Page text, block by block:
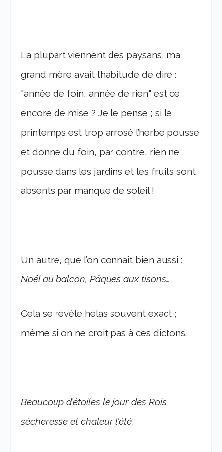
La plupart viennent des paysans, ma
grand mère avait l’habitude de dire :
"année de foin, année de rien" est ce
encore de mise ? Je le pense ; si le
printemps est trop arrosé l’herbe pousse
et donne du foin, par contre, rien ne
pousse dans les jardins et les fruits sont
absents par manque de soleil !
Un autre, que l’on connait bien aussi :
Noël au balcon, Pâques aux tisons…
Cela se révèle hélas souvent exact ;
même si on ne croit pas à ces dictons.
Beaucoup d’étoiles le jour des Rois,
sécheresse et chaleur l’été.